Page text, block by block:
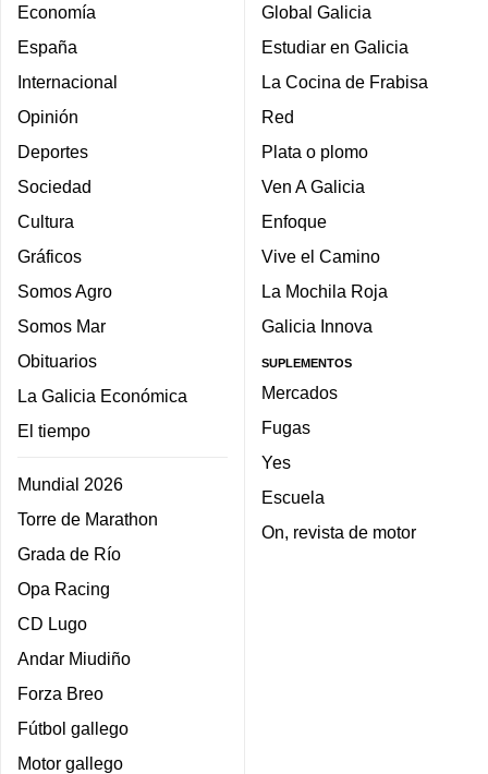
Economía
España
Internacional
Opinión
Deportes
Sociedad
Cultura
Gráficos
Somos Agro
Somos Mar
Obituarios
La Galicia Económica
El tiempo
Mundial 2026
Torre de Marathon
Grada de Río
Opa Racing
CD Lugo
Andar Miudiño
Forza Breo
Fútbol gallego
Motor gallego
Global Galicia
Estudiar en Galicia
La Cocina de Frabisa
Red
Plata o plomo
Ven A Galicia
Enfoque
Vive el Camino
La Mochila Roja
Galicia Innova
SUPLEMENTOS
Mercados
Fugas
Yes
Escuela
On, revista de motor